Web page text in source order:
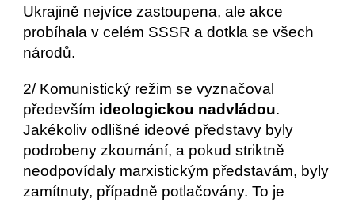
Ukrajině nejvíce zastoupena, ale akce
probíhala v celém SSSR a dotkla se všech
národů.
2/ Komunistický režim se vyznačoval
především ideologickou nadvládou.
Jakékoliv odlišné ideové představy byly
podrobeny zkoumání, a pokud striktně
neodpovídaly marxistickým představám, byly
zamítnuty, případně potlačovány. To je